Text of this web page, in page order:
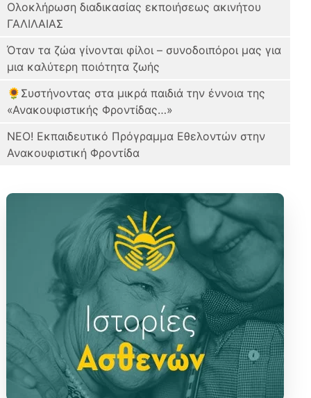
Ολοκλήρωση διαδικασίας εκποιήσεως ακινήτου
ΓΑΛΙΛΑΙΑΣ
Όταν τα ζώα γίνονται φίλοι – συνοδοιπόροι μας για
μια καλύτερη ποιότητα ζωής
🌻Συστήνοντας στα μικρά παιδιά την έννοια της
«Ανακουφιστικής Φροντίδας…»
ΝΕΟ! Εκπαιδευτικό Πρόγραμμα Εθελοντών στην
Ανακουφιστική Φροντίδα